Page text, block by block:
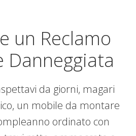
un Reclamo
Danneggiata
da giorni, magari
un mobile da montare
ordinato con